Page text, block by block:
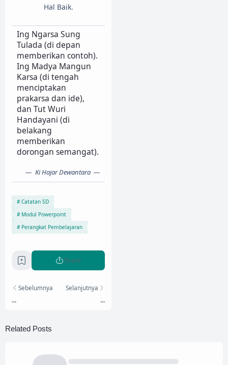
Hal Baik.
Ing Ngarsa Sung
Tulada (di depan
memberikan contoh).
Ing Madya Mangun
Karsa (di tengah
menciptakan
prakarsa dan ide),
dan Tut Wuri
Handayani (di
belakang
memberikan
dorongan semangat).
Ki Hajar Dewantara
Catatan SD
Modul Powerpoint
Perangkat Pembelajaran
Share
Sebelumnya
...
Selanjutnya
...
Related Posts